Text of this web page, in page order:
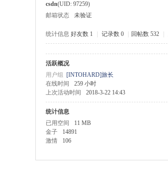
csdn(UID: 97259)
邮箱状态
未验证
统计信息 好友数 1 记录数 0 回帖数 532
活跃概况
用户组 [INTOHARD]旅长
在线时间
259 小时
上次活动时间
2018-3-22 14:43
统计信息
已用空间
11 MB
金子
14891
激情
106